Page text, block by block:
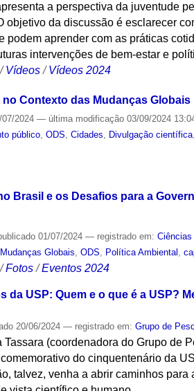
a perspectiva da juventude
objetivo da discussão é esclarecer
podem aprender com as práticas
intervenções de bem-estar e
/Vídeos /Vídeos 2024
Contexto das Mudanças Globais
07/2024— última modificação 03/09/2024
público ,ODS ,Cidades Divulgação científica
Brasil e os Desafios para a
01/07/2024— registrado em:Ciências
Mudanças Globais ,ODS Política Ambiental ,
/Fotos /Eventos 2024
da USP: Quem e o que é a USP?
20/06/2024— registrado em:Grupo de
Tassara (coordenadora do Grupo de
do cinquentenário da
talvez, venha a abrir caminhos